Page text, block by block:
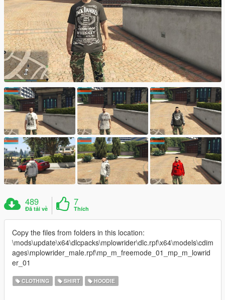
489
Đã tải về
7
Thích
Copy the files from folders in this location:
\mods\update\x64\dlcpacks\mplowrider\dlc.rpf\x64\models\cdim
ages\mplowrider_male.rpf\mp_m_freemode_01_mp_m_lowrid
er_01
CLOTHING SHIRT HOODIE